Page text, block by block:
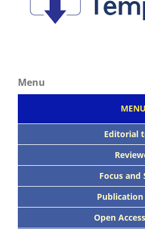
Menu
MENU
Editorial
Focus and
Publication
Open